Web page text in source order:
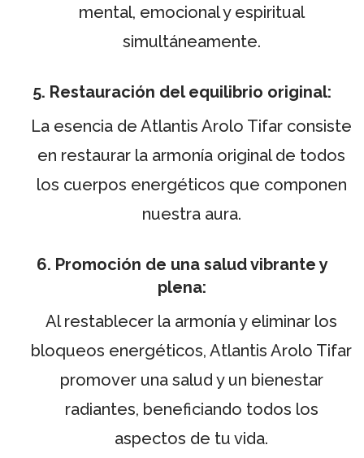
mental, emocional y espiritual
simultáneamente.
5. Restauración del equilibrio original:
La esencia de Atlantis Arolo Tifar consiste
en restaurar la armonía original de todos
los cuerpos energéticos que componen
nuestra aura.
6. Promoción de una salud vibrante y
plena:
Al restablecer la armonía y eliminar los
bloqueos energéticos, Atlantis Arolo Tifar
promover una salud y un bienestar
radiantes, beneficiando todos los
aspectos de tu vida.